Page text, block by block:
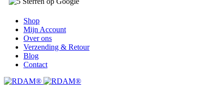
Shop
Mijn Account
Over ons
Verzending & Retour
Blog
Contact